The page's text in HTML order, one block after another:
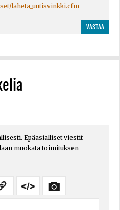
laheta_uutisvinkki.cfm
VASTAA
Epäasialliset viestit
muokata toimituksen